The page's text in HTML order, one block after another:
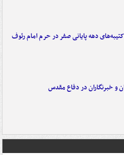
دهه پایانی صفر در حرم امام رئوف
و خبرنگاران در دفاع مقدس